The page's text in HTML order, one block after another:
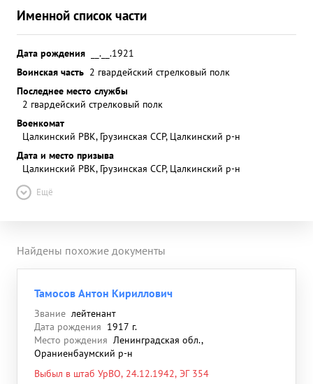
Именной список части
Дата рождения
__.__.1921
Воинская часть 2 гвардейский стрелковый полк
Последнее место службы
2 гвардейский стрелковый полк
Военкомат
Цалкинский РВК, Грузинская ССР, Цалкинский р-н
Дата и место призыва
Цалкинский РВК, Грузинская ССР, Цалкинский р-н
Ещё
Найдены похожие документы
Тамосов Антон Кириллович
Звание лейтенант
Дата рождения 1917 г.
Место рождения Ленинградская обл.,
Ораниенбаумский р-н
Выбыл в штаб УрВО, 24.12.1942, ЭГ 354